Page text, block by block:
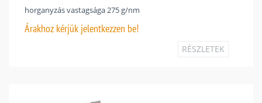
horganyzás vastagsága 275 g/nm
Árakhoz kérjük jelentkezzen be!
RÉSZLETEK